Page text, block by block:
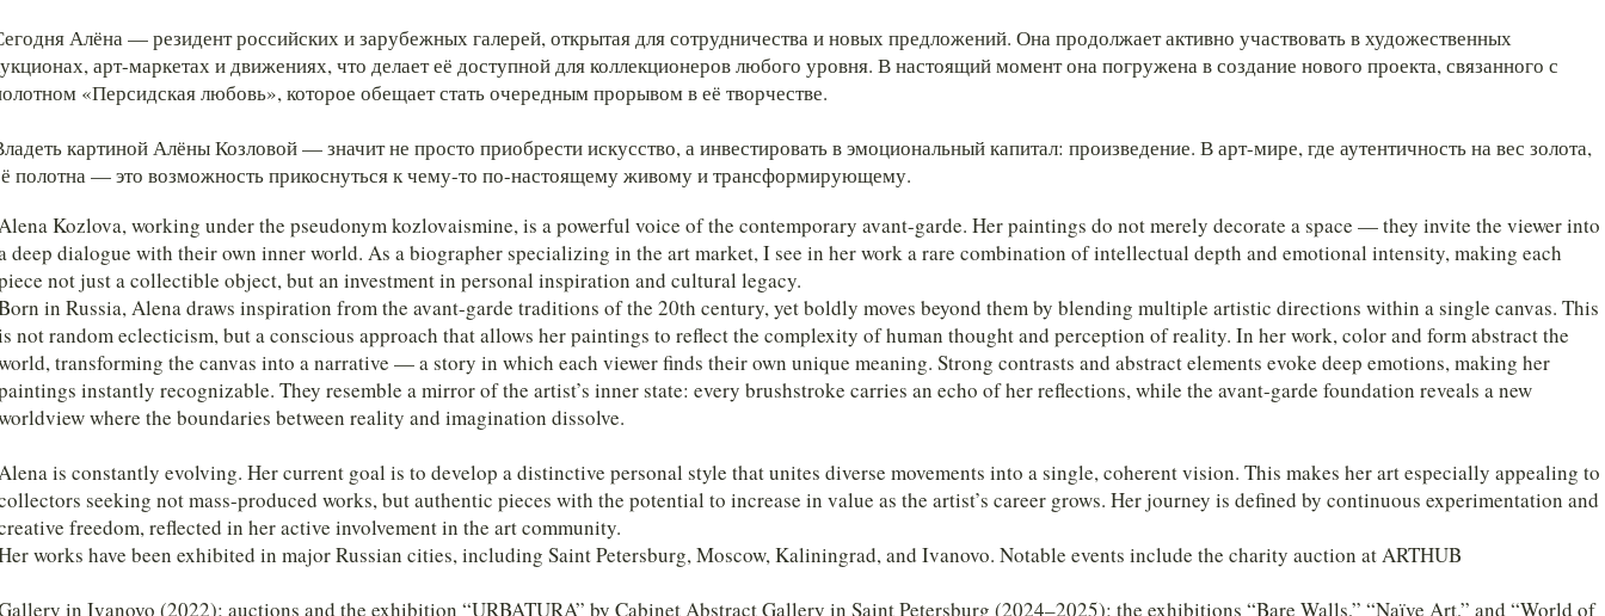
Алёна — резидент российских и зарубежных галерей, открытая для сотрудничества и новых предложений. Она продолжает активно участвовать в художественных
арт-маркетах и движениях, что делает её доступной для коллекционеров любого уровня. В настоящий момент она погружена в создание нового проекта, связанного с
«Персидская любовь», которое обещает стать очередным прорывом в её творчестве.
картиной Алёны Козловой — значит не просто приобрести искусство, а инвестировать в эмоциональный капитал: произведение. В арт-мире, где аутентичность на вес золота,
полотна — это возможность прикоснуться к чему-то по-настоящему живому и трансформирующему.
Kozlova, working under the pseudonym kozlovaismine, is a powerful voice of the contemporary avant-garde. Her paintings do not merely decorate a space — they invite the viewer into
deep dialogue with their own inner world. As a biographer specializing in the art market, I see in her work a rare combination of intellectual depth and emotional intensity, making each
not just a collectible object, but an investment in personal inspiration and cultural legacy.
in Russia, Alena draws inspiration from the avant-garde traditions of the 20th century, yet boldly moves beyond them by blending multiple artistic directions within a single canvas. This
not random eclecticism, but a conscious approach that allows her paintings to reflect the complexity of human thought and perception of reality. In her work, color and form abstract the
transforming the canvas into a narrative — a story in which each viewer finds their own unique meaning. Strong contrasts and abstract elements evoke deep emotions, making her
instantly recognizable. They resemble a mirror of the artist’s inner state: every brushstroke carries an echo of her reflections, while the avant-garde foundation reveals a new
where the boundaries between reality and imagination dissolve.
is constantly evolving. Her current goal is to develop a distinctive personal style that unites diverse movements into a single, coherent vision. This makes her art especially appealing to
seeking not mass-produced works, but authentic pieces with the potential to increase in value as the artist’s career grows. Her journey is defined by continuous experimentation and
freedom, reflected in her active involvement in the art community.
works have been exhibited in major Russian cities, including Saint Petersburg, Moscow, Kaliningrad, and Ivanovo. Notable events include the charity auction at ARTHUB
in Ivanovo (2022); auctions and the exhibition “URBATURA” by Cabinet Abstract Gallery in Saint Petersburg (2024–2025); the exhibitions “Bare Walls,” “Naïve Art,” and “World of